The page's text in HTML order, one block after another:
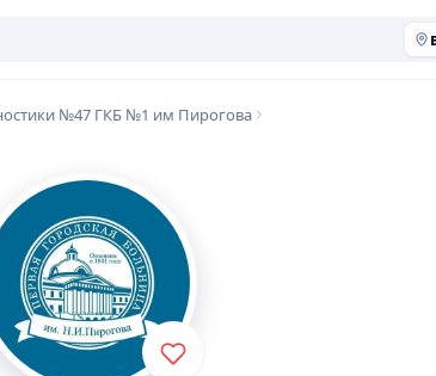
№47 ГКБ №1 им Пирогова